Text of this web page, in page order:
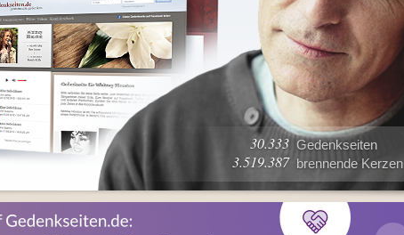
30.333 Gedenkseiten
3.519.387 brennende Kerzen